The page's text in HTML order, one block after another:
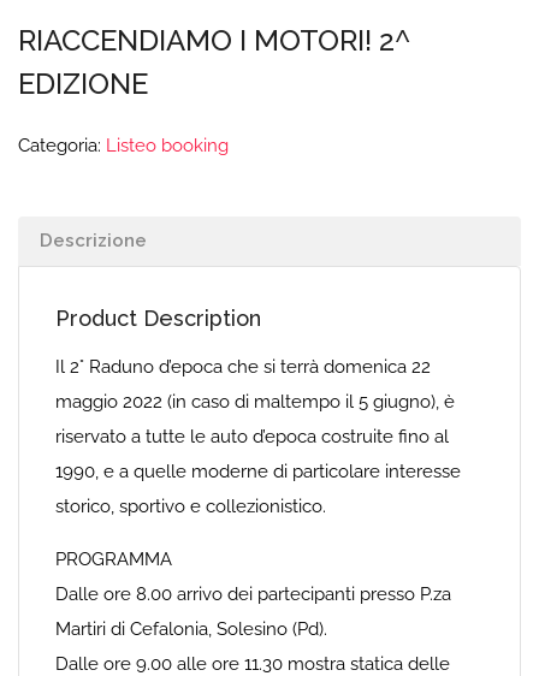
RIACCENDIAMO I MOTORI! 2^
EDIZIONE
Categoria: Listeo booking
Descrizione
Product Description
Il 2° Raduno d’epoca che si terrà domenica 22
maggio 2022 (in caso di maltempo il 5 giugno), è
riservato a tutte le auto d’epoca costruite fino al
1990, e a quelle moderne di particolare interesse
storico, sportivo e collezionistico.
PROGRAMMA
Dalle ore 8.00 arrivo dei partecipanti presso P.za
Martiri di Cefalonia, Solesino (Pd).
Dalle ore 9.00 alle ore 11.30 mostra statica delle